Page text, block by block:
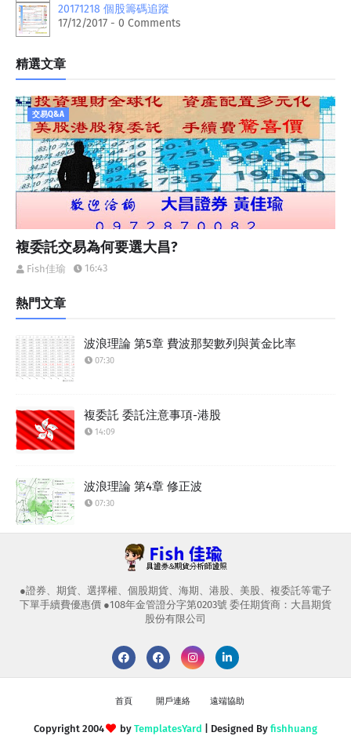
20171218 個股籌碼追蹤
17/12/2017 - 0 Comments
精選文章
交易Q&A
複委託交易為何要選大昌?
Fish佳瑜 16:43
熱門文章
波浪理論 第5章 費波那契數列與黃金比率
07:30
複委託 委託注意事項-港股
14:09
波浪理論 第4章 修正波
07:30
●證券、期貨、選擇權、個股期貨、海期、港股、美股、複委託等電子
下單手續費優惠價 ●108年金管證分字第0203號 委任期貨商：大昌期貨
股份有限公司
首頁 開戶連絡 遠端協助
Copyright 2004 by TemplatesYard | Designed By fishhuang